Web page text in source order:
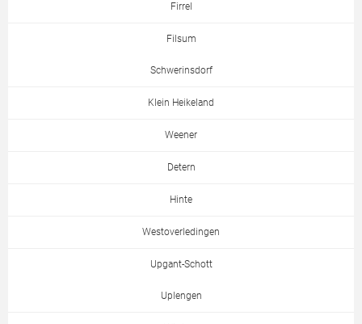
Firrel
Filsum
Schwerinsdorf
Klein Heikeland
Weener
Detern
Hinte
Westoverledingen
Upgant-Schott
Uplengen